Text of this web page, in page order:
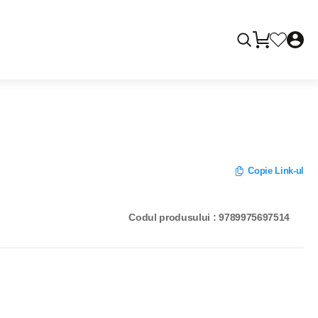
Copie Link-ul
Codul produsului : 9789975697514